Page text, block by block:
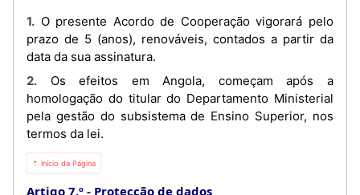
1. O presente Acordo de Cooperação vigorará pelo
prazo de 5 (anos), renováveis, contados a partir da
data da sua assinatura.
2. Os efeitos em Angola, começam após a
homologação do titular do Departamento Ministerial
pela gestão do subsistema de Ensino Superior, nos
termos da lei.
⇡ Início da Página
Artigo 7.º Protecção de dados